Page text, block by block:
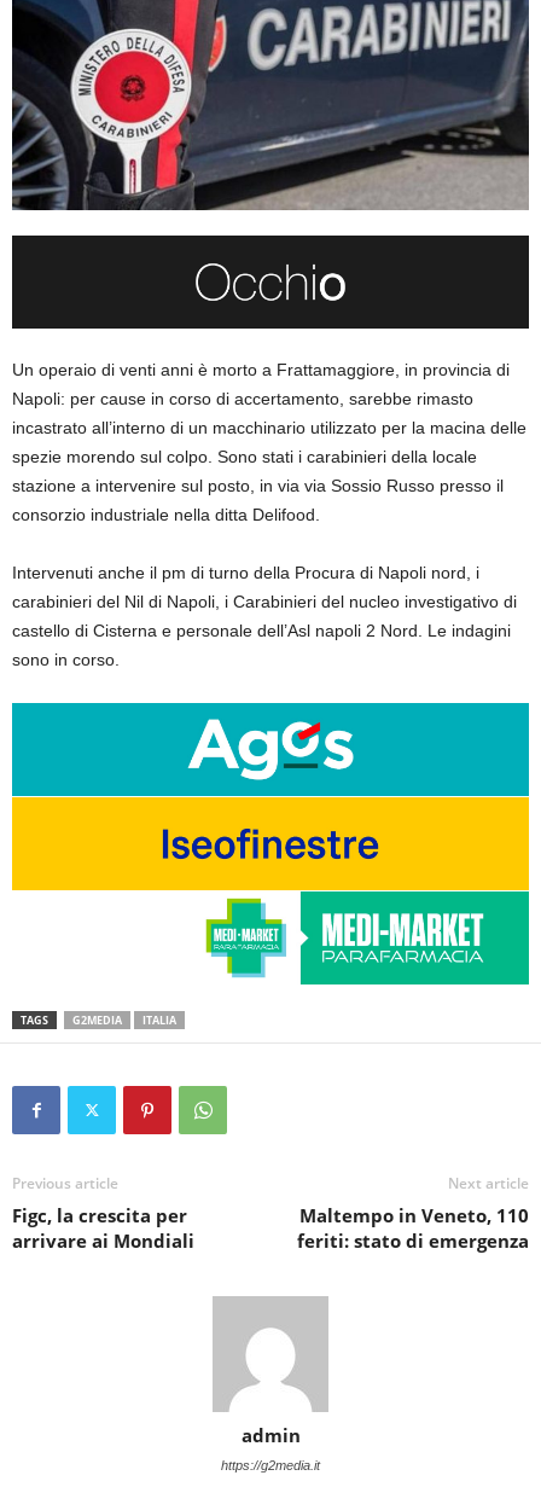
Un operaio di venti anni è morto a Frattamaggiore, in provincia di
Napoli: per cause in corso di accertamento, sarebbe rimasto
incastrato all’interno di un macchinario utilizzato per la macina delle
spezie morendo sul colpo. Sono stati i carabinieri della locale
stazione a intervenire sul posto, in via via Sossio Russo presso il
consorzio industriale nella ditta Delifood.
Intervenuti anche il pm di turno della Procura di Napoli nord, i
carabinieri del Nil di Napoli, i Carabinieri del nucleo investigativo di
castello di Cisterna e personale dell’Asl napoli 2 Nord. Le indagini
sono in corso.
TAGS G2MEDIA ITALIA
Previous article
Figc, la crescita per
arrivare ai Mondiali
Next article
Maltempo in Veneto, 110
feriti: stato di emergenza
admin
https://g2media.it